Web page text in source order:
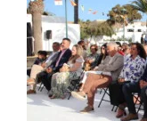
CONTACTO